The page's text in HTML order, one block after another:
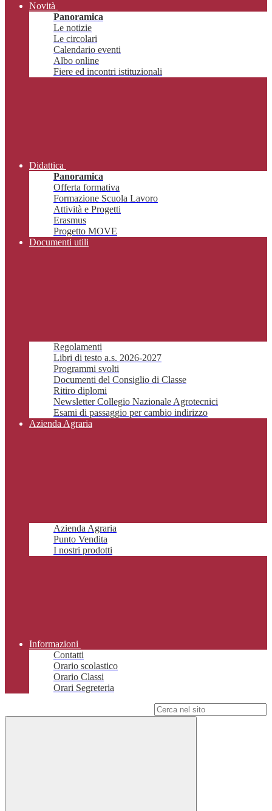
Novità
Panoramica
Le notizie
Le circolari
Calendario eventi
Albo online
Fiere ed incontri istituzionali
Didattica
Panoramica
Offerta formativa
Formazione Scuola Lavoro
Attività e Progetti
Erasmus
Progetto MOVE
Documenti utili
Regolamenti
Libri di testo a.s. 2026-2027
Programmi svolti
Documenti del Consiglio di Classe
Ritiro diplomi
Newsletter Collegio Nazionale Agrotecnici
Esami di passaggio per cambio indirizzo
Azienda Agraria
Azienda Agraria
Punto Vendita
I nostri prodotti
Informazioni
Contatti
Orario scolastico
Orario Classi
Orari Segreteria